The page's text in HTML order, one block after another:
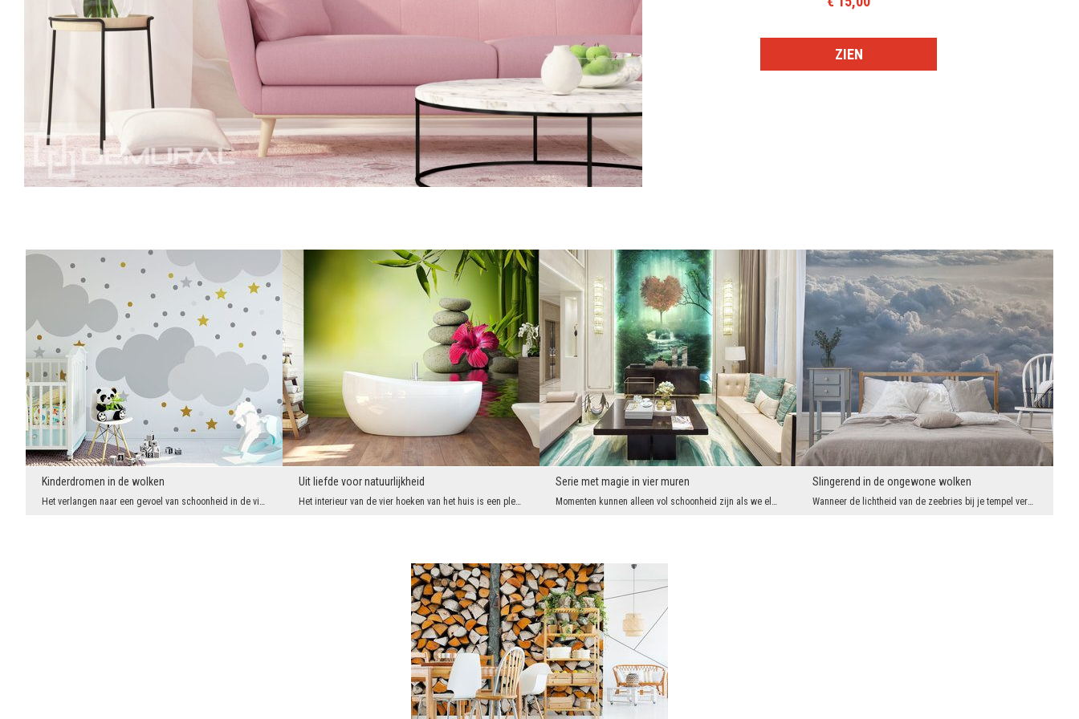
ZIEN
Kinderdromen in de wolken
Het verlangen naar een gevoel van schoonheid in de vier hoeken is ongewoon, maar noodzakelijk. Al...
Uit liefde voor natuurlijkheid
Het interieur van de vier hoeken van het huis is een plek die veel emoties oproept, die moet dien...
Serie met magie in vier muren
Momenten kunnen alleen vol schoonheid zijn als we elke positieve adem, vreugde en charme van vier...
Slingerend in de ongewone wolken
Wanneer de lichtheid van de zeebries bij je tempel verschijnt, verschijnen er buitengewoon aantre...